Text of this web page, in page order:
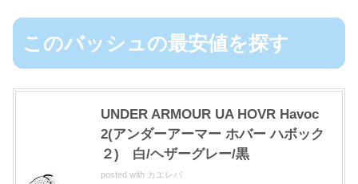
このバッシュの最安値を探す
UNDER ARMOUR UA HOVR Havoc
2(アンダーアーマー ホバー ハボック
２) 白/ヘザーグレー/黒
posted with カエレバ